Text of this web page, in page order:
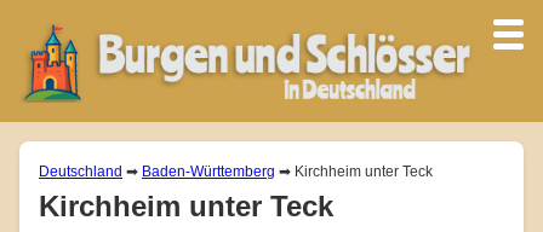
Deutschland ➡ Baden-Württemberg ➡ Kirchheim unter Teck
Kirchheim unter Teck